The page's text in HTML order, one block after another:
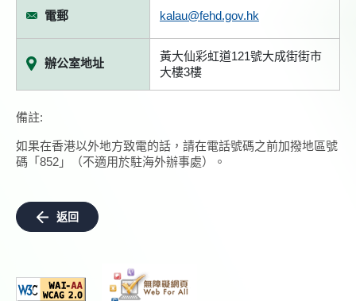
電郵 kalau@fehd.gov.hk
辦公室地址
黃大仙彩虹道121號大成街街市
大樓3樓
備註:
如果在香港以外地方致電的話，請在電話號碼之前加撥地區號
碼「852」（不適用於駐海外辦事處）。
返回